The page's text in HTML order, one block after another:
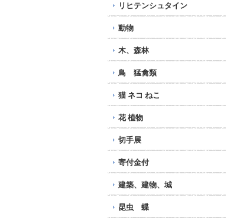
リヒテンシュタイン
動物
木、森林
鳥 猛禽類
猫 ネコ ねこ
花 植物
切手展
寄付金付
建築、建物、城
昆虫 蝶